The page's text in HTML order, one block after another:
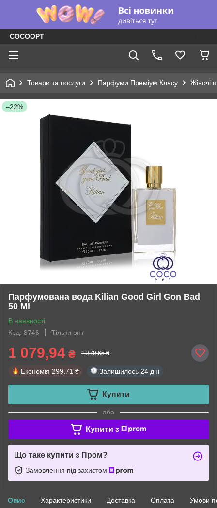
COCOOPT
Товари та послуги Парфуми Преміум Класу Жіночі
–22%
Парфумована вода Kilian Good Girl Gon Bad
50 Ml
В наявності
Код: 8746
Тільки опт
1 079,94 ₴ 1 379,65 ₴
Економія 299.71 ₴ Залишилось 24 дні
Купити
або
Купити з
Що таке купити з Пром?
Замовлення під захистом
Опис Характеристики Доставка Оплата Умови